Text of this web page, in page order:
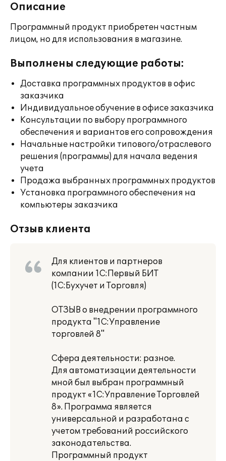
Описание
Программный продукт приобретен частным
лицом, но для использования в магазине.
Выполнены следующие работы:
Доставка программных продуктов в офис
заказчика
Индивидуальное обучение в офисе заказчика
Консультации по выбору программного
обеспечения и вариантов его сопровождения
Начальные настройки типового/отраслевого
решения (программы) для начала ведения
учета
Продажа выбранных программных продуктов
Установка программного обеспечения на
компьютеры заказчика
Отзыв клиента
Для клиентов и партнеров
компании 1С:Первый БИТ
(1С:Бухучет и Торговля)
ОТЗЫВ о внедрении программного
продукта "1С:Управление
торговлей 8"
Сфера деятельности: разное.
Для автоматизации деятельности
мной был выбран программный
продукт «1С:Управление Торговлей
8». Программа является
универсальной и разработана с
учетом требований российского
законодательства.
Программный продукт